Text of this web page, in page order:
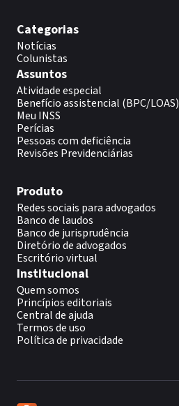
Categorias
Notícias
Colunistas
Assuntos
Atividade especial
Benefício assistencial (BPC/LOAS)
Meu INSS
Perícias
Pessoas com deficiência
Revisões Previdenciárias
Produto
Redes sociais para advogados
Banco de laudos
Banco de jurisprudência
Diretório de advogados
Escritório virtual
Institucional
Quem somos
Princípios editoriais
Central de ajuda
Termos de uso
Política de privacidade